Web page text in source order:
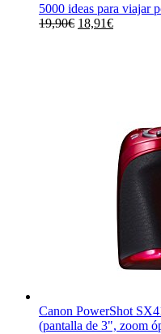
5000 ideas para viajar
19,90€ El
18,91€El
Canon PowerShot
(pantalla de 3", zoom